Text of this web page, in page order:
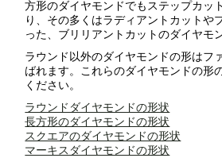
方形のダイヤモンドでもステップカッ
り、その多くはラディアントカットや
った、ブリリアントカットのダイヤモ
ラウンド以外のダイヤモンドの形はフ
ばれます。これらのダイヤモンドの形
ください。
ラウンドダイヤモンドの形状
長方形のダイヤモンドの形状
スクエアのダイヤモンドの形状
マーキスダイヤモンドの形状